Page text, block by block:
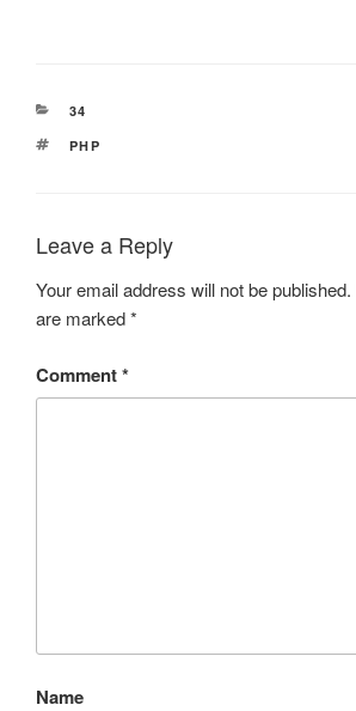
CATEGORIES
34
TAGS
PHP
Leave a Reply
Your email address will not be published.
are marked*
Comment*
Name